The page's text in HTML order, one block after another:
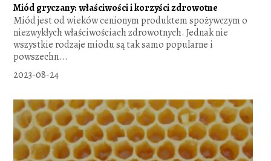
Miód gryczany: właściwości i korzyści zdrowotne
Miód jest od wieków cenionym produktem spożywczym o
niezwykłych właściwościach zdrowotnych. Jednak nie
wszystkie rodzaje miodu są tak samo popularne i
powszechn...
2023-08-24